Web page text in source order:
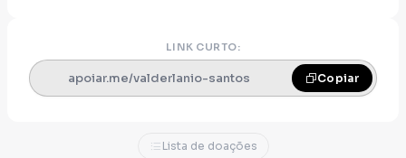
LINK CURTO:
apoiar.me/valderlanio-santos Copiar
Lista de doações